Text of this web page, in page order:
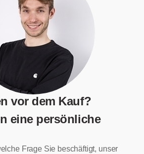
vor dem Kauf?
eine persönliche
Frage Sie beschäftigt, unser